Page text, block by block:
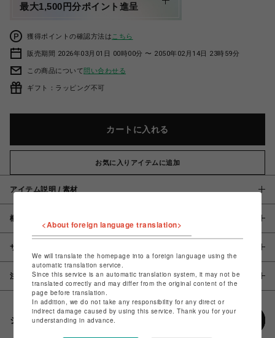
最大1,500円分ポイント進呈
獲得ポイントの確認方法は こちら
販売期間 2026年03月01日 00時00分 〜 2050年02月14日 23時59分
この商品について問い合わせる
ギフト：ラッピング不可
カートに入れる
お気に入りアイテムに追加
アイテム説明 / 素材
概要
サイズ
注意事項
シェアする
<About foreign language translation>
We will translate the homepage into a foreign language using the
automatic translation service.
Since this service is an automatic translation system, it may not be
translated correctly and may differ from the original content of the
page before translation.
In addition, we do not take any responsibility for any direct or
indirect damage caused by using this service. Thank you for your
understanding in advance.